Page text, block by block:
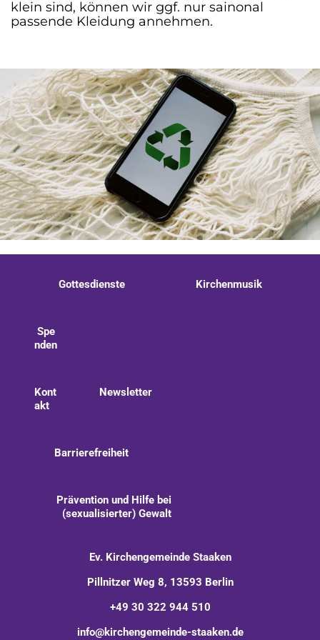
klein sind, können wir ggf. nur sainonal
passende Kleidung annehmen.
Gottesdienste Kirchenmusik
Spe
nden
Kont
akt
Newsletter
Barrierefreiheit
Prävention und Hilfe bei
(sexualisierter) Gewalt
Ev. Kirchengemeinde Staaken
Pillnitzer Weg 8, 13593 Berlin
+49 30 322 944 510
info@kirchengemeinde-staaken.de